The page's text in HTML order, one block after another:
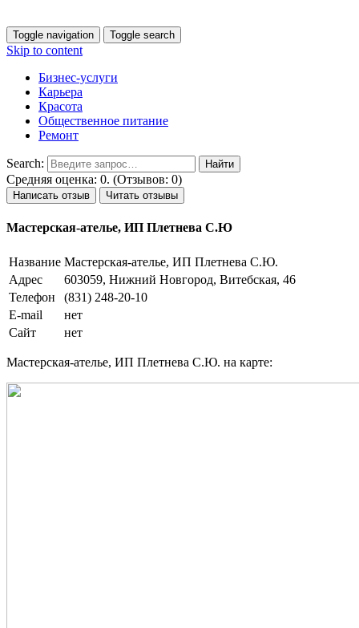
Toggle navigation Toggle search
Skip to content
Бизнес-услуги
Карьера
Красота
Общественное питание
Ремонт
Search:
Средняя оценка: 0. (Отзывов: 0)
Написать отзыв Читать отзывы
Мастерская-ателье, ИП Плетнева С.Ю
Название Мастерская-ателье, ИП Плетнева С.Ю.
Адрес
603059, Нижний Новгород, Витебская, 46
Телефон
(831) 248-20-10
E-mail
нет
Сайт
нет
Мастерская-ателье, ИП Плетнева С.Ю. на карте: